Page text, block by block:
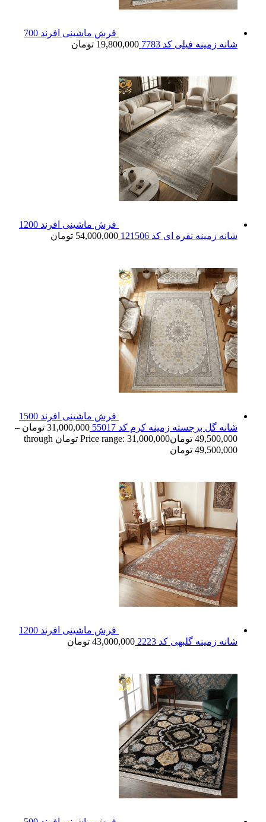
فرش ماشینی افرند 700
شانه زمینه فیلی کد 7783
19,800,000 تومان
فرش ماشینی افرند 1200
شانه زمینه نقره ای کد 121506
54,000,000 تومان
فرش ماشینی افرند 1500
شانه گل برجسته زمینه کرم کد 55017
31,000,000 تومان –
49,500,000 تومان
Price range: 31,000,000 تومان through
49,500,000 تومان
فرش ماشینی افرند 1200
شانه زمینه گلبهی کد 2223
43,000,000 تومان